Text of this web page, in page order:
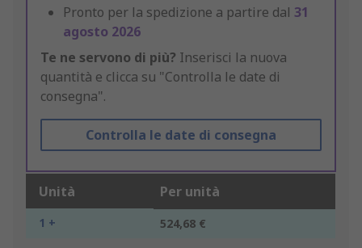
Pronto per la spedizione a partire dal 31
agosto 2026
Te ne servono di più? Inserisci la nuova
quantità e clicca su "Controlla le date di
consegna".
Controlla le date di consegna
Unità Per unità
1 + 524,68 €